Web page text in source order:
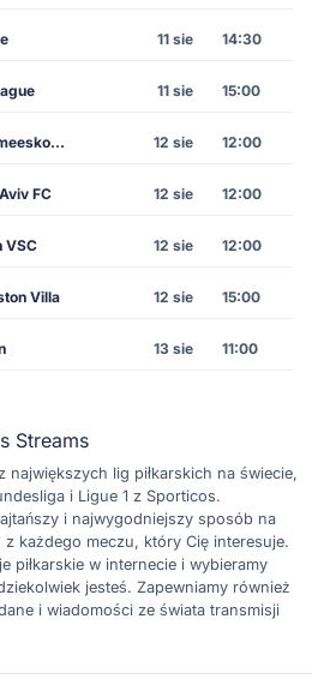
11 sie 14:30
11 sie 15:00
Rapid Vienna vs Paide Linnameeskond 12 sie 12:00
FC 12 sie 12:00
VSC 12 sie 12:00
Villa 12 sie 15:00
13 sie 11:00
Streams
największych lig piłkarskich na świecie,
i Ligue 1 z Sporticos.
i najwygodniejszy sposób na
każdego meczu, który Cię interesuje.
piłkarskie w internecie i wybieramy
jesteś. Zapewniamy również
i wiadomości ze świata transmisji